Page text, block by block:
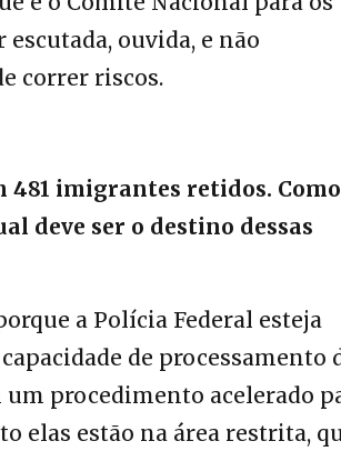
ouvida, e não
correr riscos.
481 imigrantes retidos.
deve ser o destino dessas
a Polícia Federal esteja
de processamento
procedimento acelerado
elas estão na área restrita,